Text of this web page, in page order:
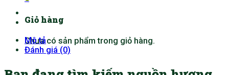
Giỏ hàng
Chưa có sản phẩm trong giỏ hàng.
Mô tả
Đánh giá (0)